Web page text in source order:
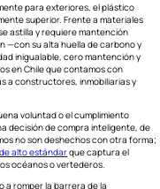
para exteriores, el plástico
superior. Frente a materiales
astilla y requiere mantención
—con su alta huella de carbono y
inigualable, cero mantención y
en Chile que contamos con
a constructores, inmobiliarias y
voluntad o el cumplimiento
decisión de compra inteligente, de
no son deshechos con otra forma;
alto estándarque captura el
océanos o vertederos.
a romper la barrera de la